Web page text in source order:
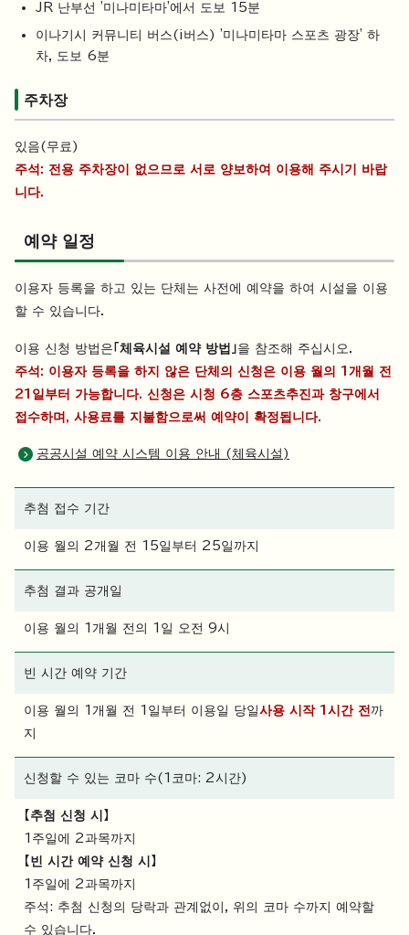
JR 난부선 '미나미타마'에서 도보 15분
이나기시 커뮤니티 버스(i버스) '미나미타마 스포츠 광장' 하
차, 도보 6분
주차장
있음(무료)
주석: 전용 주차장이 없으므로 서로 양보하여 이용해 주시기 바랍
니다.
예약 일정
이용자 등록을 하고 있는 단체는 사전에 예약을 하여 시설을 이용
할 수 있습니다.
이용 신청 방법은「체육시설 예약 방법」을 참조해 주십시오.
주석: 이용자 등록을 하지 않은 단체의 신청은 이용 월의 1개월 전
21일부터 가능합니다. 신청은 시청 6층 스포츠추진과 창구에서
접수하며, 사용료를 지불함으로써 예약이 확정됩니다.
공공시설 예약 시스템 이용 안내 (체육시설)
추첨 접수 기간
이용 월의 2개월 전 15일부터 25일까지
추첨 결과 공개일
이용 월의 1개월 전의 1일 오전 9시
빈 시간 예약 기간
이용 월의 1개월 전 1일부터 이용일 당일사용 시작 1시간 전 까
지
신청할 수 있는 코마 수(1코마: 2시간)
【추첨 신청 시】
1주일에 2과목까지
【빈 시간 예약 신청 시】
1주일에 2과목까지
주석: 추첨 신청의 당락과 관계없이, 위의 코마 수까지 예약할
수 있습니다.